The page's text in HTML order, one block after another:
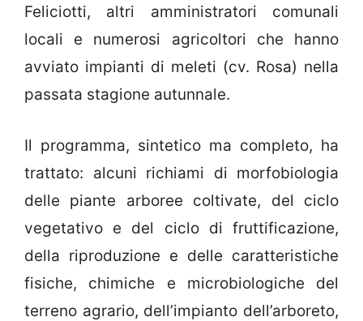
Feliciotti, altri amministratori comunali
locali e numerosi agricoltori che hanno
avviato impianti di meleti (cv. Rosa) nella
passata stagione autunnale.
Il programma, sintetico ma completo, ha
trattato: alcuni richiami di morfobiologia
delle piante arboree coltivate, del ciclo
vegetativo e del ciclo di fruttificazione,
della riproduzione e delle caratteristiche
fisiche, chimiche e microbiologiche del
terreno agrario, dell’impianto dell’arboreto,